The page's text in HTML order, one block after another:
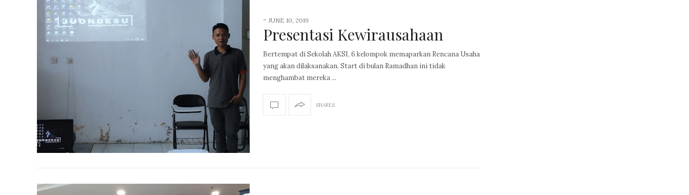
-JUNE 10, 2019
Presentasi Kewirausahaan
Bertempat di Sekolah AKSI, 6 kelompok memaparkan Rencana Usaha
yang akan dilaksanakan. Start di bulan Ramadhan ini tidak
menghambat mereka ...
SHARES